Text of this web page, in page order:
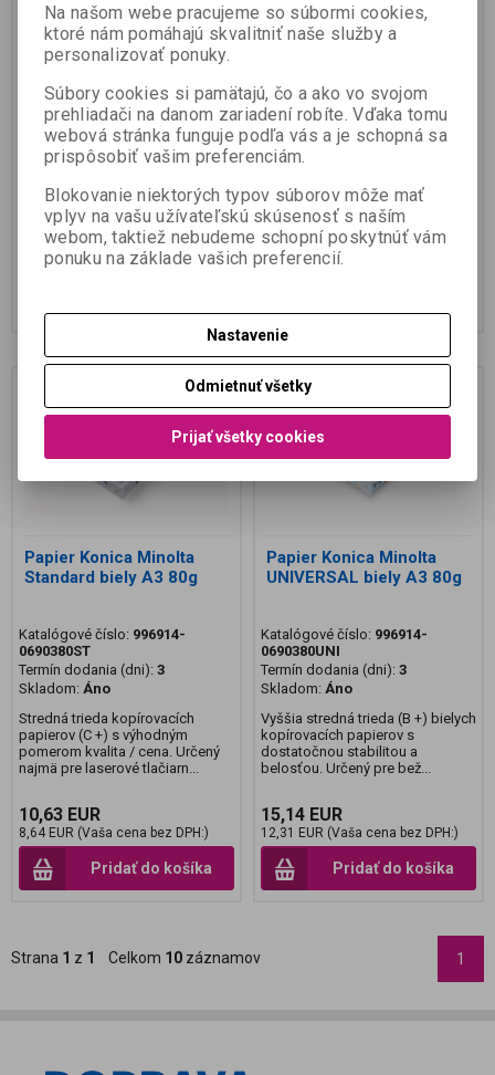
Minolta Standard A4 80 g
- 30 kartónov
Katalógové číslo:996914-
Termín dodania (dni):3
Skladom:Áno
30 KARTÓNOV PAPIERA ZA
ZVÝHODNENÚ CENU Stredná
s výhodným pomerom
kvalita/cena...
551,65 EUR
448,50 EUR (Vaša cena bez DPH:)
Minolta Standard A4 80 g
- 10 kartónov
Termín dodania (dni):3
Skladom: Áno
10 KARTÓNOV PAPIERA
ZA ZVÝHODNENÚ CENU Stredná
s výhodným pome...
202,34 EUR
164,50 EUR (Vaša cena bez DPH:)
Papier Konica Minolta
Standard biely A3 80g
Katalógové číslo: 996914-
0690380ST
Termín dodania (dni): 3
Skladom: Áno
Stredná trieda kopírovacích
papierov (C +) s výhodným
pomerom kvalita / cena. Určený
najmä pre laserové tlačiarn...
10,63 EUR
8,64 EUR (Vaša cena bez DPH:)
Pridať do košíka
Papier Konica Minolta
UNIVERSAL biely A3 80g
Katalógové číslo: 996914-
0690380UNI
Termín dodania (dni): 3
Skladom: Áno
Vyššia stredná trieda (B +) bielych
kopírovacích papierov s
dostatočnou stabilitou a
belosťou. Určený pre bež...
15,14 EUR
12,31 EUR (Vaša cena bez DPH:)
Pridať do košíka
Strana 1 z 1 Celkom 10 záznamov 1
Na našom webe pracujeme so súbormi cookies,
ktoré nám pomáhajú skvalitniť naše služby a
personalizovať ponuky.
Súbory cookies si pamätajú, čo a ako vo svojom
prehliadači na danom zariadení robíte. Vďaka tomu
webová stránka funguje podľa vás a je schopná sa
prispôsobiť vašim preferenciám.
Blokovanie niektorých typov súborov môže mať
vplyv na vašu užívateľskú skúsenosť s naším
webom, taktiež nebudeme schopní poskytnúť vám
ponuku na základe vašich preferencií.
Nastavenie
Odmietnuť všetky
Prijať všetky cookies